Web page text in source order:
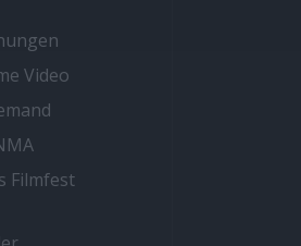
Video
Filmfest